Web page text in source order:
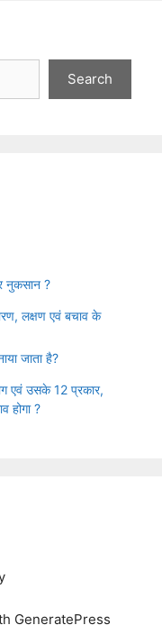
Search
नुकसान ?
लक्षण एवं बचाव के
जाता है?
एवं उसके 12 प्रकार,
होगा ?
GeneratePress